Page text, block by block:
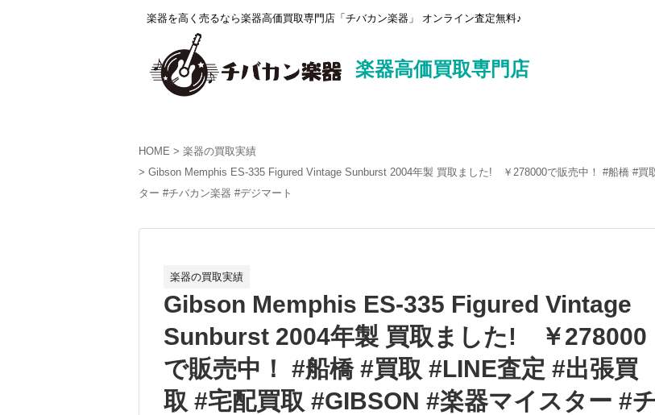
楽器を高く売るなら楽器高価買取専門店「チバカン楽器」 オンライン査定無料♪
楽器高価買取専門店
HOME
楽器の買取実績
Gibson Memphis ES-335 Figured Vintage Sunburst 2004年製 買取ました! ￥278000で販売中！ #船橋 #買
ター #チバカン楽器 #デジマート
楽器の買取実績
Gibson Memphis ES-335 Figured Vintage
Sunburst 2004年製 買取ました! ￥278000
で販売中！ #船橋 #買取 #LINE査定 #出張買
取 #宅配買取 #GIBSON #楽器マイスター #チ